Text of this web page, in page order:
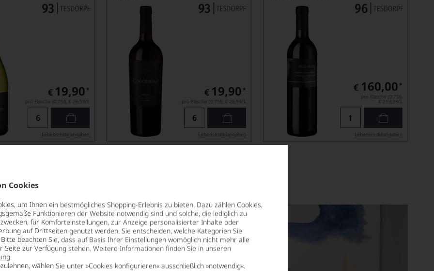
Cookies
um Ihnen ein bestmögliches Shopping-Erlebnis zu bieten. Dazu zählen Cookies,
Funktionieren der Website notwendig sind und solche, die lediglich zu
für Komforteinstellungen, zur Anzeige personalisierter Inhalte oder
auf Drittseiten genutzt werden. Sie entscheiden, welche Kategorien Sie
beachten Sie, dass auf Basis Ihrer Einstellungen womöglich nicht mehr alle
Seite zur Verfügung stehen. Weitere Informationen finden Sie in unseren
.
wählen Sie unter »Cookies konfigurieren« ausschließlich »notwendig«.
€ 19,90 *
pro Flasche (0.75l), € 26,53/L
Lebensmittel­angaben
€ 19,90 *
pro Flasche (0.75l), € 26,53/L
Lebensmittel­angaben
€ 160,00 *
pro Flasche (0.75l),
€ 213,33/L
Lebensmittel­angaben